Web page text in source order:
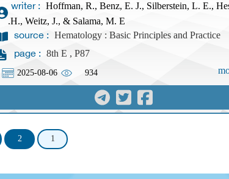
writer : Hoffman, R., Benz, E. J., Silberstein, L. E.,
H., Weitz, J., & Salama, M. E.
source : Hematology : Basic Principles and Practice
page : 8th E , P87
2025-08-06 934
1
2